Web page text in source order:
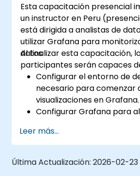
Esta capacitación presencial
un instructor en Peru
está dirigida a analistas de
utilizar Grafana para
datos.
Al finalizar esta capacitación,
participantes serán capaces
Configurar el entorno de
necesario para comenzar
visualizaciones en Grafana.
Configurar Grafana para
Personalizar paneles y
datos.
Configurar un proxy inverso
Leer más...
Última Actualización: 2026-02-23